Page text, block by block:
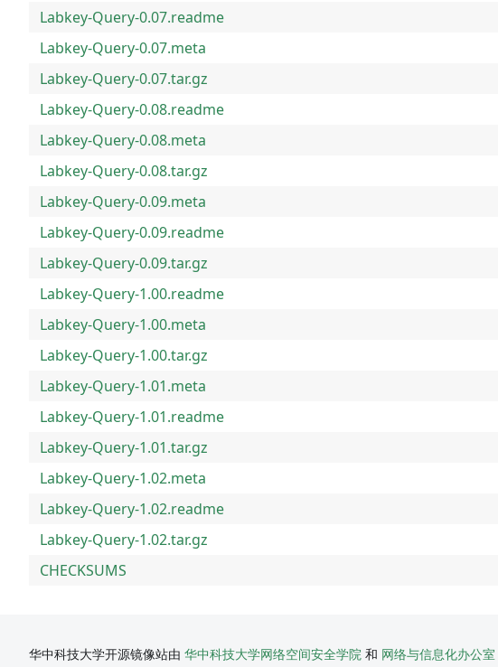
Labkey-Query-0.07.readme
Labkey-Query-0.07.meta
Labkey-Query-0.07.tar.gz
Labkey-Query-0.08.readme
Labkey-Query-0.08.meta
Labkey-Query-0.08.tar.gz
Labkey-Query-0.09.meta
Labkey-Query-0.09.readme
Labkey-Query-0.09.tar.gz
Labkey-Query-1.00.readme
Labkey-Query-1.00.meta
Labkey-Query-1.00.tar.gz
Labkey-Query-1.01.meta
Labkey-Query-1.01.readme
Labkey-Query-1.01.tar.gz
Labkey-Query-1.02.meta
Labkey-Query-1.02.readme
Labkey-Query-1.02.tar.gz
CHECKSUMS
华中科技大学开源镜像站由 华中科技大学网络空间安全学院 和 网络与信息化办公室